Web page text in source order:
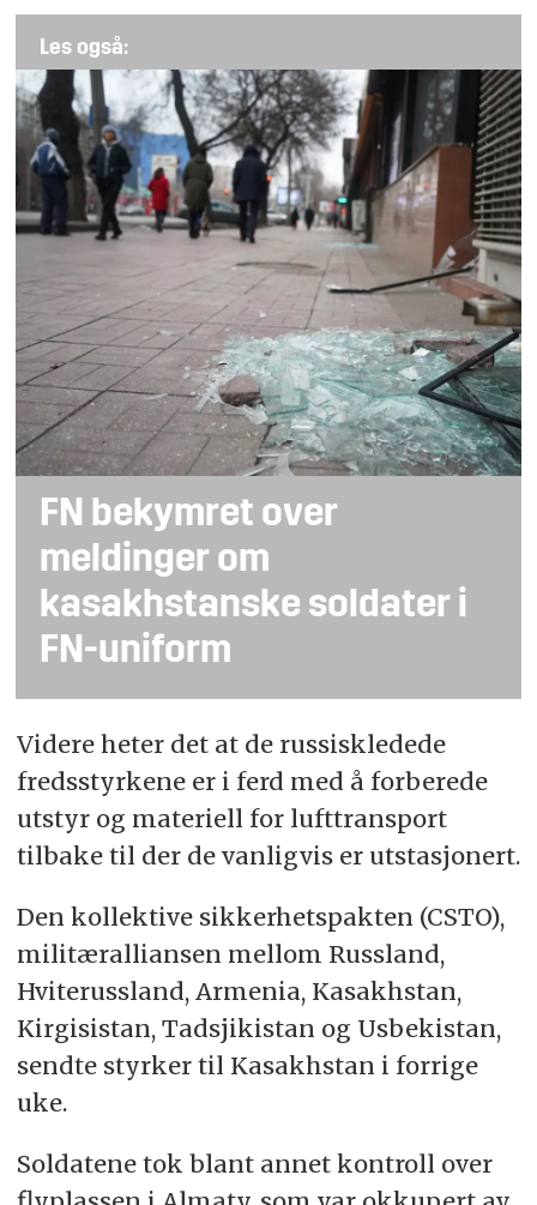
Les også:
FN bekymret over
meldinger om
kasakhstanske soldater i
FN-uniform
Videre heter det at de russiskledede
fredsstyrkene er i ferd med å forberede
utstyr og materiell for lufttransport
tilbake til der de vanligvis er utstasjonert.
Den kollektive sikkerhetspakten (CSTO),
militæralliansen mellom Russland,
Hviterussland, Armenia, Kasakhstan,
Kirgisistan, Tadsjikistan og Usbekistan,
sendte styrker til Kasakhstan i forrige
uke.
Soldatene tok blant annet kontroll over